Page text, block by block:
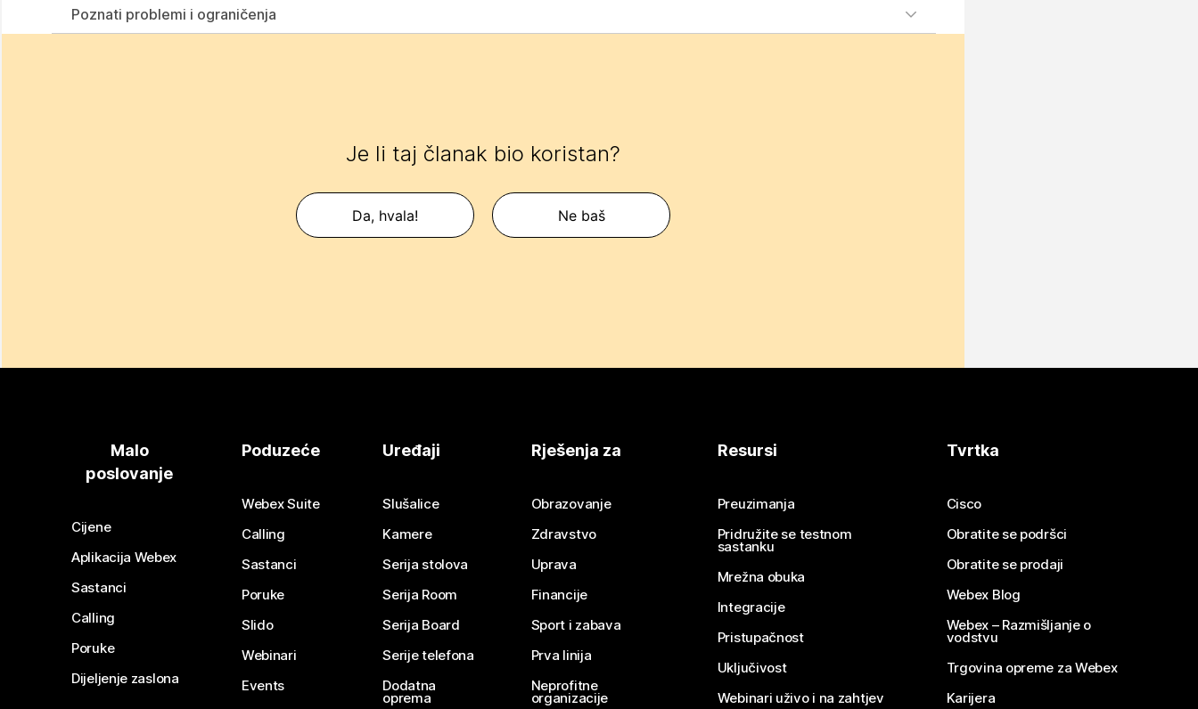
Poznati problemi i ograničenja
Je li taj članak bio koristan?
Da, hvala! Ne baš
Malo
poslovanje
Cijene
Aplikacija Webex
Sastanci
Calling
Poruke
Dijeljenje zaslona
Poduzeće
Webex Suite
Calling
Sastanci
Poruke
Slido
Webinari
Events
Uređaji
Slušalice
Kamere
Serija stolova
Serija Room
Serija Board
Serije telefona
Dodatna
oprema
Rješenja za
Obrazovanje
Zdravstvo
Uprava
Financije
Sport i zabava
Prva linija
Neprofitne
organizacije
Resursi
Preuzimanja
Pridružite se testnom
sastanku
Mrežna obuka
Integracije
Pristupačnost
Uključivost
Webinari uživo i na zahtjev
Tvrtka
Cisco
Obratite se podršci
Obratite se prodaji
Webex Blog
Webex – Razmišljanje o
vodstvu
Trgovina opreme za Webex
Karijera